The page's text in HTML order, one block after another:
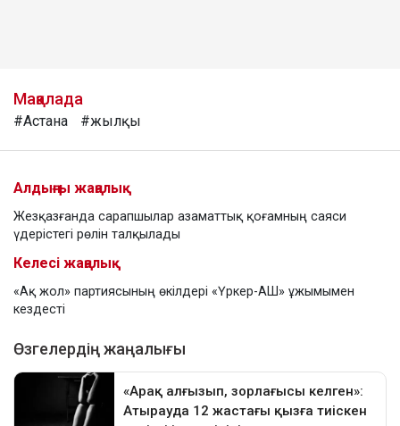
Мақалада
#Астана #жылқы
Алдыңғы жаңалық
Жезқазғанда сарапшылар азаматтық қоғамның саяси
үдерістегі рөлін талқылады
Келесі жаңалық
«Ақ жол» партиясының өкілдері «Үркер-АШ» ұжымымен
кездесті